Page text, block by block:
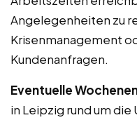
Angelegenheiten zu
Krisenmanagement
Kundenanfragen.
Eventuelle
in Leipzig rund um die